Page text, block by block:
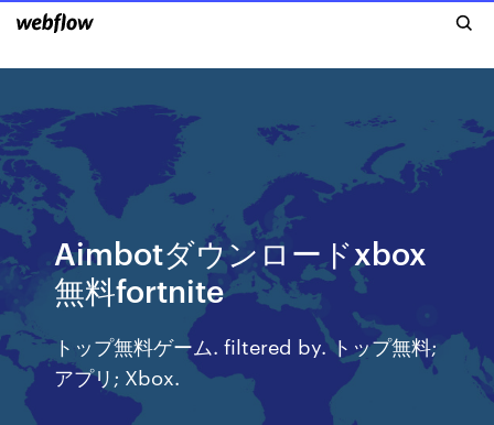
Aimbotダウンロードxbox
無料fortnite
トップ無料ゲーム. filtered by. トップ無料;
アプリ; Xbox.